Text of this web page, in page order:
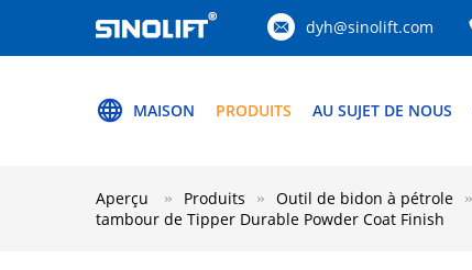
dyh@sinolift.com
MAISON PRODUITS AU SUJET DE NOUS
Aperçu Produits Outil de bidon à pétrole
tambour de Tipper Durable Powder Coat Finish